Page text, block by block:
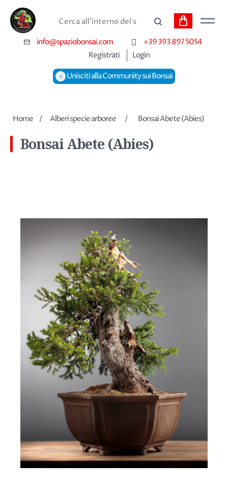
Cerca
info@spaziobonsai.com
+39 393 897 5054
Registrati
Login
Unisciti alla Community sui Bonsai
Carrello
Home / Alberi specie arboree / Bonsai Abete (Abies)
Bonsai Abete (Abies)